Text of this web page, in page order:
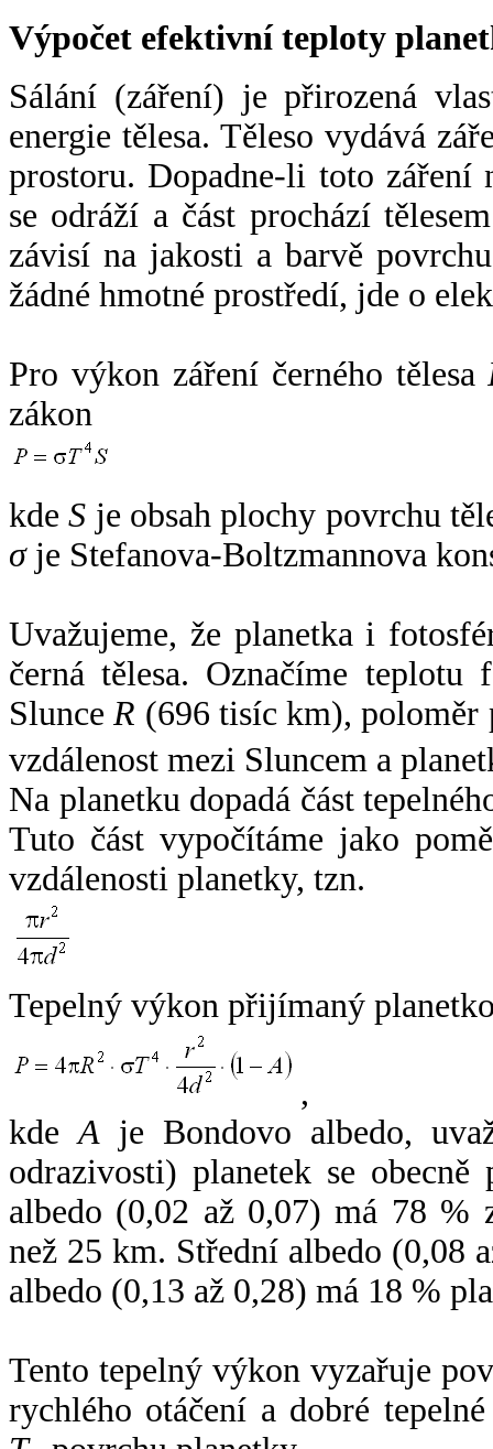
Výpočet efektivní teploty
Sálání (záření) je přirozená
energie tělesa. Těleso vydává
prostoru. Dopadne-li toto záření
se odráží a část prochází
závisí na jakosti a barvě
žádné hmotné prostředí, jde o
Pro výkon záření černého tělesa
zákon
kdeS je obsah plochy povrchu
σje Stefanova-Boltzmannova
Uvažujeme, že planetka i
černá tělesa. Označíme
SlunceR (696 tisíc km),
vzdálenost mezi Sluncem a
Na planetku dopadá část
Tuto část vypočítáme jako
vzdálenosti planetky, tzn.
Tepelný výkon přijímaný
,
kdeA je Bondovo albedo,
odrazivosti) planetek se
albedo (0,02 až 0,07) má 78 %
než 25 km. Střední albedo (0,08
albedo (0,13 až 0,28) má 18 %
Tento tepelný výkon vyzařuje
rychlého otáčení a dobré